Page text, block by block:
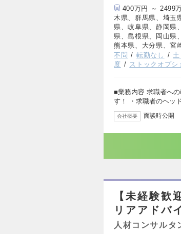
400万円 ～ 2499
木県、群馬県、埼玉
県、岐阜県、静岡県
県、島根県、岡山県
熊本県、大分県、宮
不問
転勤なし
度
ストックオプシ
■業務内容 求職者へ
す！ ・求職者のヘッ
会社概要 面談時公開
【未経験歓
リアアドバ
人材コンサルタ